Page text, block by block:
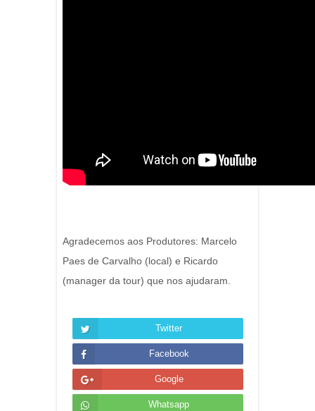
Agradecemos aos Produtores: Marcelo
Paes de Carvalho (local) e Ricardo
(manager da tour) que nos ajudaram.
Twitter
Facebook
Google
Whatsapp